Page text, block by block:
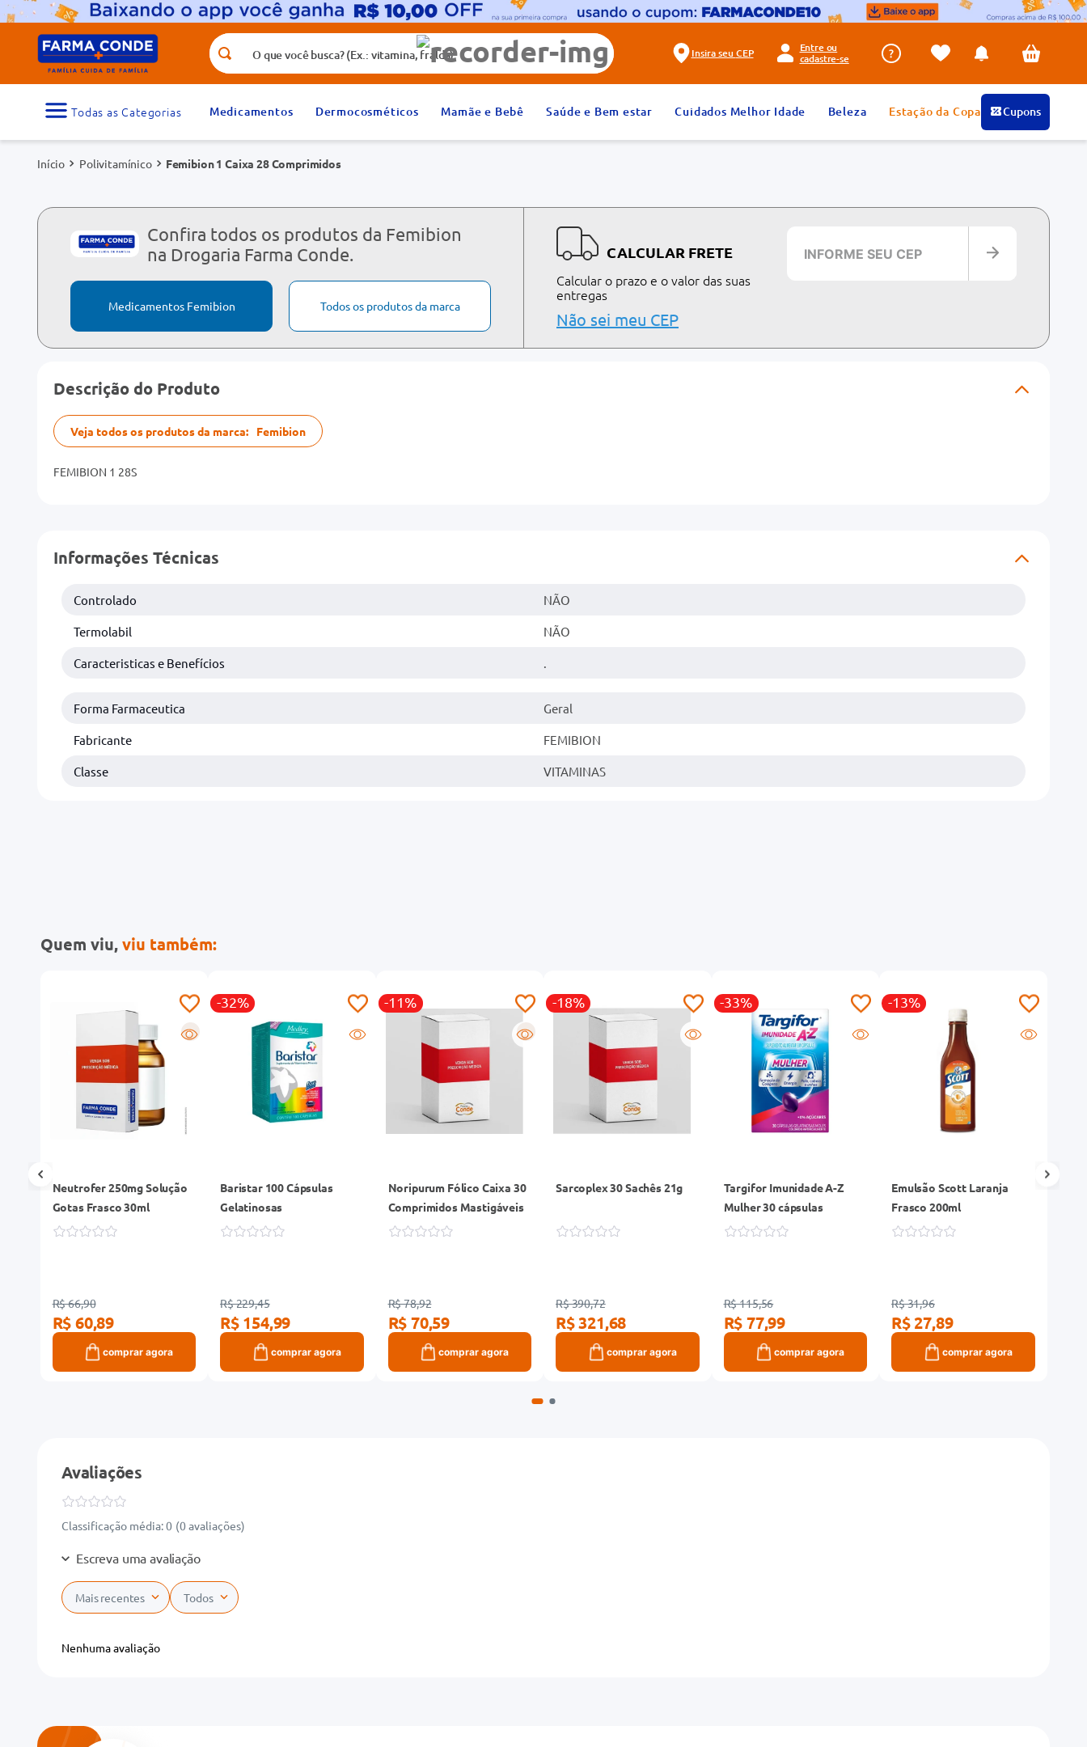
O que você busca? (Ex.: vitamina, fralda)
Insira seu CEP
Entre ou
cadastre-se
Medicamentos Dermocosméticos Mamãe e Bebê Saúde e Bem estar Cuidados Melhor Idade Beleza Estação da Copa Cupons
Polivitamínico Femibion 1 Caixa 28 Comprimidos
Confira todos os produtos da Femibion
na Drogaria Farma Conde.
Medicamentos Femibion Todos os produtos da marca
CALCULAR FRETE
Calcular o prazo e o valor das suas
entregas
Não sei meu CEP
Descrição do Produto
Veja todos os produtos da marca: Femibion
FEMIBION 1 28S
Informações Técnicas
Controlado NÃO
Termolabil NÃO
Caracteristicas e Benefícios
Forma Farmaceutica Geral
Fabricante FEMIBION
Classe VITAMINAS
Quem viu,viu também:
R
Neutrofer 250mg Solução
Gotas Frasco 30ml
R$ 66,90
R$ 60,89
comprar agora
-32%
Baristar 100 Cápsulas
Gelatinosas
R$ 229,45
R$ 154,99
comprar agora
-11%
R
Noripurum Fólico Caixa 30
Comprimidos Mastigáveis
R$ 78,92
R$ 70,59
comprar agora
-18%
Sarcoplex 30 Sachês 21g
R$ 390,72
R$ 321,68
comprar agora
-33%
Targifor Imunidade A-Z
Mulher 30 cápsulas
R$ 115,56
R$ 77,99
comprar agora
-13%
Emulsão Scott Laranja
Frasco 200ml
R$ 31,96
R$ 27,89
comprar agora
Avaliações
Classificação média: 0 (0 avaliações)
Escreva uma avaliação
Adicionar avaliação
Avalie o produto de 1 a 5 estrelas
Mais recentes Todos
Nenhuma avaliação
Termos mais buscados
1
medicamento 2º
fralda
5º dipirona